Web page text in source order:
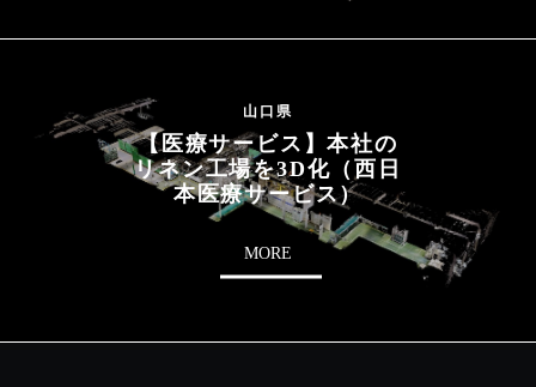
山口県
【医療サービス】本社の
リネン工場を3D化（西日
本医療サービス）
MORE